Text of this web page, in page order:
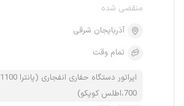
منقضی شده
آذربایجان شرقی
تمام وقت
700،اطلس کوپکو)